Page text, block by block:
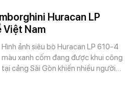
Huracan LP
Việt Nam
Hình ảnh siêu bò Huracan LP 610-4
màu xanh cốm đang được khui công
tại cảng Sài Gòn khiến nhiều người…